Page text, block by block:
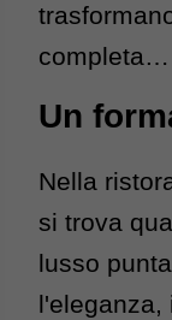
completa…
Un
Nella
si trova
lusso
l'eleganza,